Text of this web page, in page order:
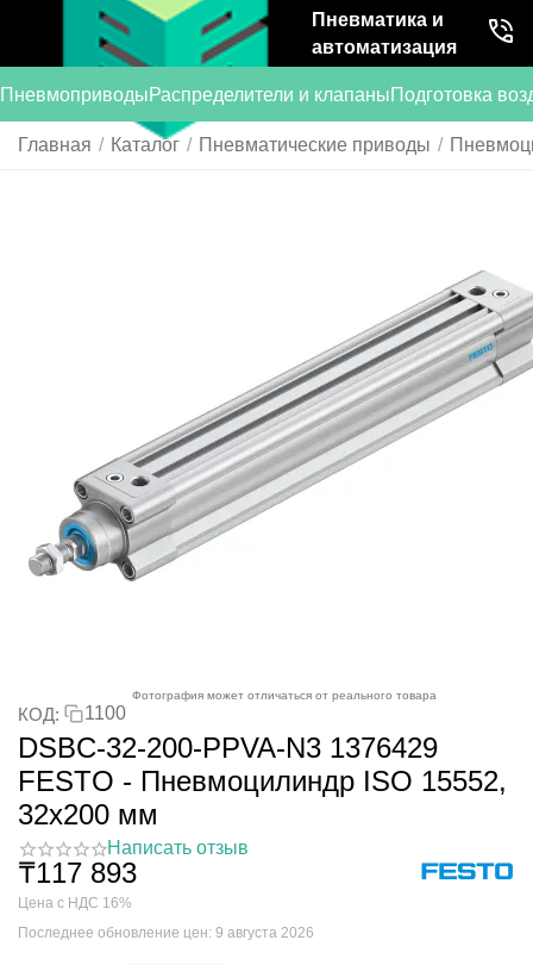
Пневматика и
автоматизация
ПневмоприводыРаспределители и клапаныПодготовка
Главная / Каталог / Пневматические приводы /
Фотография может отличаться от реального товара
КОД: 1100
DSBC-32-200-PPVA-N3 1376429
FESTO - Пневмоцилиндр ISO 15552,
32x200 мм
Написать отзыв
₸117 893
Цена с НДС 16%
Последнее обновление цен: 9 августа 2026